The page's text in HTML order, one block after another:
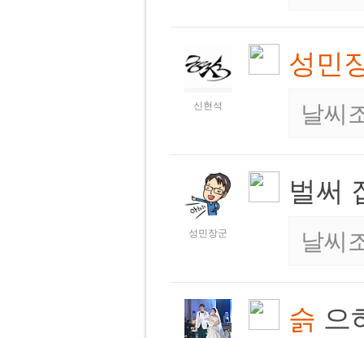
신현석
성민
날씨
성민장군
벌써
날씨
슭 으